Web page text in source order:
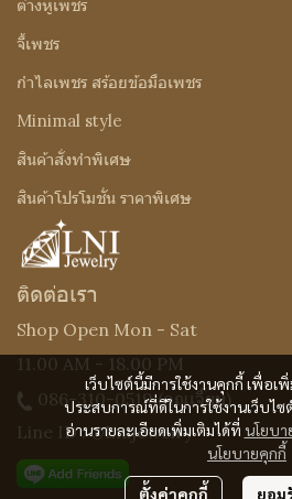
เว็บไซต์นี้มีการใช้งานคุกกี้ เพื่อ
ประสบการณ์ที่ดีในการใช้งานเว็บไ
อ่านรายละเอียดเพิ่มเติมได้ที่ นโยบ
นโยบายคุกกี้
ตั้งค่าคุกกี้ ยอม
ต่างหูเพชร
จี้เพชร
กำไลเพชร สร้อยข้อมือเพชร
Minimal style
สินค้าสั่งทำพิเศษ
สินค้าโปรโมชั่น ราคาพิเศษ
ติดต่อเรา
Shop Open Mon - Sat
11.00 AM - 18.00 PM
086-310-0519(คุณเจี๊ยบ)
Line ID : @Lnijewelry